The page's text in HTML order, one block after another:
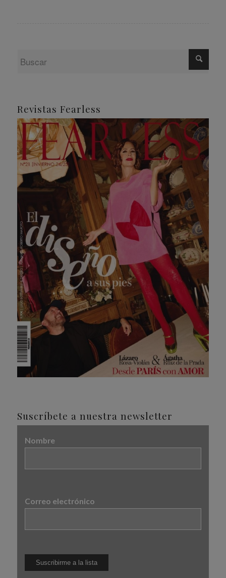
Revistas Fearless
Suscríbete a nuestra newsletter
Nombre
Correo electrónico